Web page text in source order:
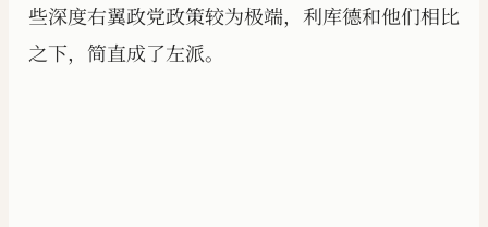
些深度右翼政党政策较为极端，利库德和他们相比
之下，简直成了左派。